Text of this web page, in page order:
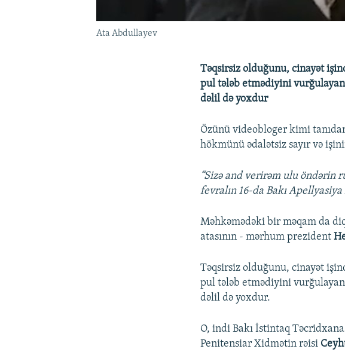
Ata Abdullayev
Təqsirsiz olduğunu, cinayət
pul tələb etmədiyini
dəlil də yoxdur
Özünü videobloger kimi
hökmünü ədalətsiz sayır və
“Sizə and verirəm ulu öndərin
fevralın 16-da Bakı
Məhkəmədəki bir məqam da
atasının - mərhum prezident
Təqsirsiz olduğunu, cinayət
pul tələb etmədiyini
dəlil də yoxdur.
O, indi Bakı İstintaq
Penitensiar Xidmətin rəisi